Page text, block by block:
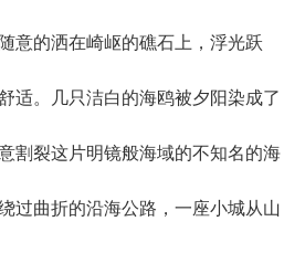
的洒在崎岖的礁石上，浮光跃
适。几只洁白的海鸥被夕阳染成了
割裂这片明镜般海域的不知名的海
过曲折的沿海公路，一座小城从山